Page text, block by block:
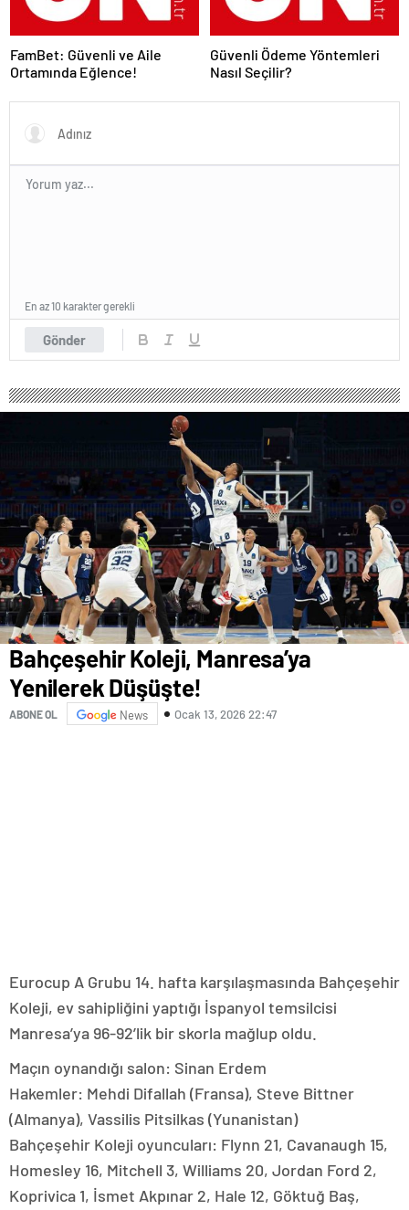
FamBet: Güvenli ve Aile
Ortamında Eğlence!
Güvenli Ödeme Yöntemleri
Nasıl Seçilir?
Gönder
En az 10 karakter gerekli
Bahçeşehir Koleji, Manresa’ya
Yenilerek Düşüşte!
ABONE OL News Ocak 13, 2026 22:47
Eurocup A Grubu 14. hafta karşılaşmasında Bahçeşehir
Koleji, ev sahipliğini yaptığı İspanyol temsilcisi
Manresa’ya 96-92’lik bir skorla mağlup oldu.
Maçın oynandığı salon: Sinan Erdem
Hakemler: Mehdi Difallah (Fransa), Steve Bittner
(Almanya), Vassilis Pitsilkas (Yunanistan)
Bahçeşehir Koleji oyuncuları: Flynn 21, Cavanaugh 15,
Homesley 16, Mitchell 3, Williams 20, Jordan Ford 2,
Koprivica 1, İsmet Akpınar 2, Hale 12, Göktuğ Baş,